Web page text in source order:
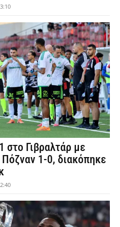
στο Γιβραλτάρ με
1-0, διακόπηκε